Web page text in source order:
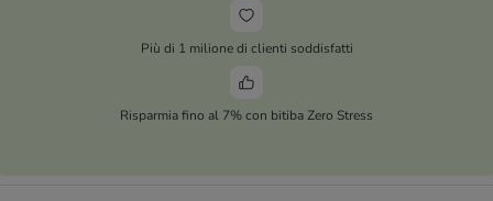
Più di 1 milione di clienti soddisfatti
Risparmia fino al 7% con bitiba Zero Stress